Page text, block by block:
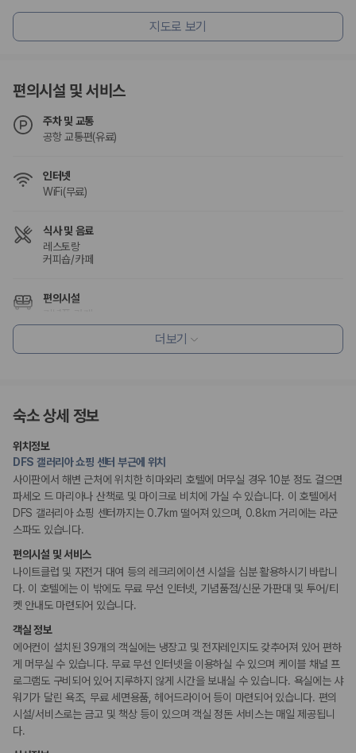
승합차·대형차
단체 여행이나 4인 이상 가족 여행에 적합하며 인원수, 짐 공간, 보
제주렌트카 보험까지 비교해야 진짜 가격비교입
동일한 차량이라도 보험 조건에 따라 실제 부담 금액이 달라질 수 있습니
건을 함께 확인할 수 있도록 돕습니다.
일반자차:
사고 발생 시 일정 금액의 면책금이 발생할 수 있습니다.
다.
슈퍼자차:더 높은 보장 조건을 원하는 사용자에게 적합합니다.
격비교 플랫폼입니다.
건
예약 가능 차량
전국 렌트카 지점
1,829개
제주렌트카 가격비교 자주 묻는 질문
Q. 제주렌트카 가격비교는 카모아에서 어떻게 하나요?
A. 대여일, 반납일, 인수 지역을 선택하면 제주도 렌트카 업체별 가격, 차종,
보험 조건, 예약 가능 차량을 한 번에 비교할 수 있습니다.
Q. 제주 렌트카 최저가는 무엇을 기준으로 비교해야 하나요?
Q. 제주공항 근처 렌트카도 비교할 수 있나요?
Q. 제주 렌트카 가격비교 시 보험도 함께 비교할 수 있나요?
Q. 가족 여행에는 어떤 제주 렌트카를 비교해야 하나요?
제주렌트카 가격비교 주요 링크
제주도 렌트카 실시간 최저가 가격비교
제주 렌트카 예약
지도로 보기
편의시설 및 서비스
주차 및 교통
공항 교통편(유료)
인터넷
WiFi(무료)
식사 및 음료
레스토랑
커피숍/카페
편의시설
리셉션 서비스
액티비티
자전거 대여
테니스장
흡연 시설
금연 숙박 시설
더보기
숙소 상세 정보
위치정보
DFS 갤러리아 쇼핑 센터 부근에 위치
사이판에서 해변 근처에 위치한 히마와리 호텔에 머무실 경우 10분 정도 걸으면
파세오 드 마리아나 산책로 및 마이크로 비치에 가실 수 있습니다. 이 호텔에서
DFS 갤러리아 쇼핑 센터까지는 0.7km 떨어져 있으며, 0.8km 거리에는 라군
스파도 있습니다.
편의시설 및 서비스
나이트클럽 및 자전거 대여 등의 레크리에이션 시설을 십분 활용하시기 바랍니
다. 이 호텔에는 이 밖에도 무료 무선 인터넷, 기념품점/신문 가판대 및 투어/티
켓 안내도 마련되어 있습니다.
객실 정보
에어컨이 설치된 39개의 객실에는 냉장고 및 전자레인지도 갖추어져 있어 편하
게 머무실 수 있습니다. 무료 무선 인터넷을 이용하실 수 있으며 케이블 채널 프
로그램도 구비되어 있어 지루하지 않게 시간을 보내실 수 있습니다. 욕실에는 샤
워기가 달린 욕조, 무료 세면용품, 헤어드라이어 등이 마련되어 있습니다. 편의
시설/서비스로는 금고 및 책상 등이 있으며 객실 정돈 서비스는 매일 제공됩니
다.